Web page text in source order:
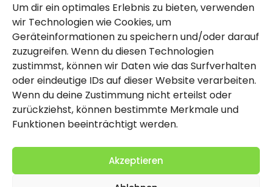
Um dir ein optimales Erlebnis zu bieten, verwenden
wir Technologien wie Cookies, um
Geräteinformationen zu speichern und/oder darauf
zuzugreifen. Wenn du diesen Technologien
zustimmst, können wir Daten wie das Surfverhalten
oder eindeutige IDs auf dieser Website verarbeiten.
Wenn du deine Zustimmung nicht erteilst oder
zurückziehst, können bestimmte Merkmale und
Funktionen beeinträchtigt werden.
Akzeptieren
Rechtlich
Impressum
Datenschutzerklärung
Cookie-Richtlinie (EU)